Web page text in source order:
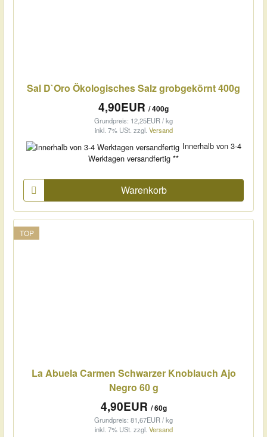
Sal D`Oro Ökologisches Salz grobgekörnt 400g
4,90EUR / 400g
Grundpreis: 12,25EUR / kg
inkl. 7% USt. zzgl. Versand
Innerhalb von 3-4
Werktagen versandfertig **
Warenkorb
TOP
La Abuela Carmen Schwarzer Knoblauch Ajo
Negro 60 g
4,90EUR / 60g
Grundpreis: 81,67EUR / kg
inkl. 7% USt. zzgl. Versand